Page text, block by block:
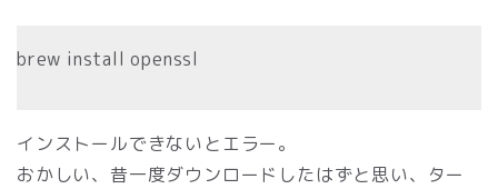
brew install openssl
インストールできないとエラー。
おかしい、昔一度ダウンロードしたはずと思い、ター